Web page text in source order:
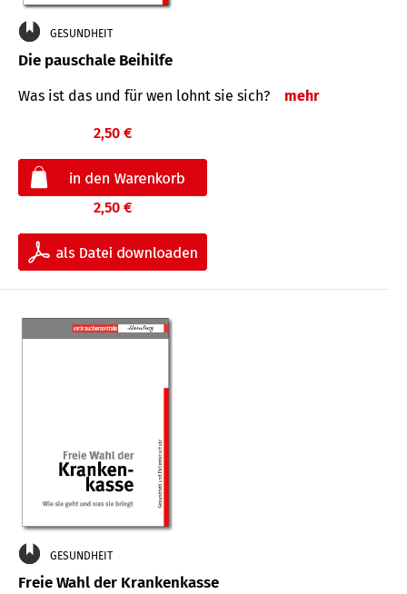
GESUNDHEIT
Die pauschale Beihilfe
Was ist das und für wen lohnt sie sich? mehr
2,50 €
2,50 €
GESUNDHEIT
Freie Wahl der Krankenkasse